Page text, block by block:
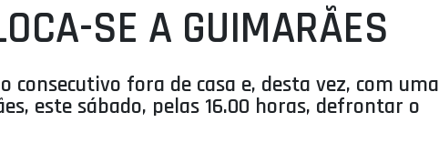
SE A GUIMARÃES
consecutivo fora de casa e, desta vez, com uma
este sábado, pelas 16.00 horas, defrontar o